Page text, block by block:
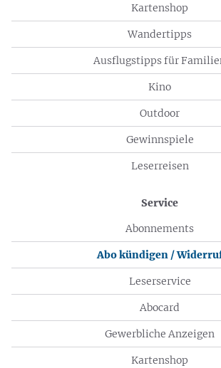
Kartenshop
Wandertipps
Ausflugstipps für
Kino
Outdoor
Gewinnspiele
Leserreisen
Service
Abonnements
Abo kündigen /
Leserservice
Abocard
Gewerbliche Anzeigen
Kartenshop